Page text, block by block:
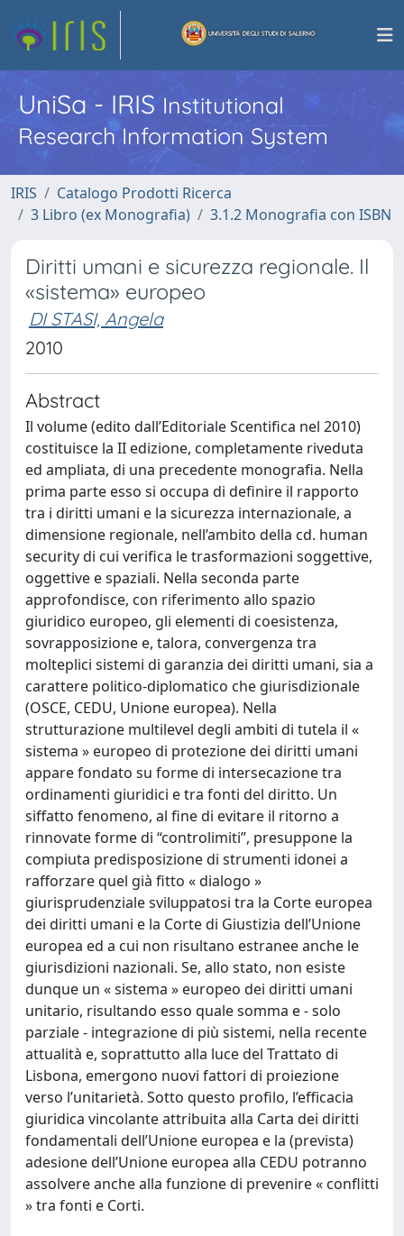
UniSa - IRISInstitutional
Research Information System
IRIS
Catalogo Prodotti Ricerca
3 Libro (ex Monografia)
3.1.2 Monografia con ISBN
Diritti umani e sicurezza regionale. Il
«sistema» europeo
DI STASI, Angela
2010
Abstract
Il volume (edito dall’Editoriale Scentifica nel 2010)
costituisce la II edizione, completamente riveduta
ed ampliata, di una precedente monografia. Nella
prima parte esso si occupa di definire il rapporto
tra i diritti umani e la sicurezza internazionale, a
dimensione regionale, nell’ambito della cd. human
security di cui verifica le trasformazioni soggettive,
oggettive e spaziali. Nella seconda parte
approfondisce, con riferimento allo spazio
giuridico europeo, gli elementi di coesistenza,
sovrapposizione e, talora, convergenza tra
molteplici sistemi di garanzia dei diritti umani, sia a
carattere politico-diplomatico che giurisdizionale
(OSCE, CEDU, Unione europea). Nella
strutturazione multilevel degli ambiti di tutela il «
sistema » europeo di protezione dei diritti umani
appare fondato su forme di intersecazione tra
ordinamenti giuridici e tra fonti del diritto. Un
siffatto fenomeno, al fine di evitare il ritorno a
rinnovate forme di “controlimiti”, presuppone la
compiuta predisposizione di strumenti idonei a
rafforzare quel già fitto « dialogo »
giurisprudenziale sviluppatosi tra la Corte europea
dei diritti umani e la Corte di Giustizia dell’Unione
europea ed a cui non risultano estranee anche le
giurisdizioni nazionali. Se, allo stato, non esiste
dunque un « sistema » europeo dei diritti umani
unitario, risultando esso quale somma e - solo
parziale - integrazione di più sistemi, nella recente
attualità e, soprattutto alla luce del Trattato di
Lisbona, emergono nuovi fattori di proiezione
verso l’unitarietà. Sotto questo profilo, l’efficacia
giuridica vincolante attribuita alla Carta dei diritti
fondamentali dell’Unione europea e la (prevista)
adesione dell’Unione europea alla CEDU potranno
assolvere anche alla funzione di prevenire « conflitti
» tra fonti e Corti.